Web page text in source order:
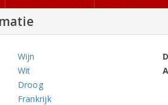
Wijn
Wit
Droog
Frankrijk